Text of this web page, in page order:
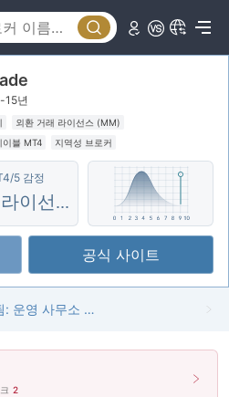
15년
외환 거래 라이선스 (MM)
이블 MT4
지역성 브로커
환 거래 라이선스 (EP) 취소됨
험성이 높음
5 감정
전체 라이선스
공식 사이트
Fortrade 영국 확인됨: 운영 사무소 확인 완료
2